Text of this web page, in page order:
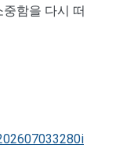
함을 다시 떠